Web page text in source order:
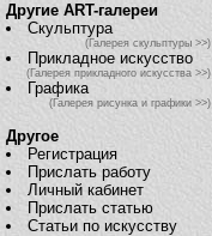
Другие ART-галереи
Скульптура
(Галерея скульптуры >>)
Прикладное искусство
(Галерея прикладного искусства >>)
Графика
(Галерея рисунка и графики >>)
Другое
Регистрация
Прислать работу
Личный кабинет
Прислать статью
Статьи по искусству